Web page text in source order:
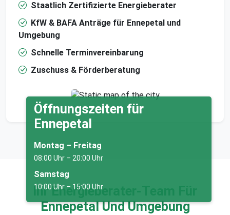
Staatlich Zertifizierte Energieberater
KfW & BAFA Anträge für Ennepetal und
Umgebung
Schnelle Terminvereinbarung
Zuschuss & Förderberatung
Öffnungszeiten für
Ennepetal
Montag – Freitag
08:00 Uhr – 20:00 Uhr
Samstag
10:00 Uhr – 15:00 Uhr
Ihr Energieberater-Team Für
Ennepetal Und Umgebung